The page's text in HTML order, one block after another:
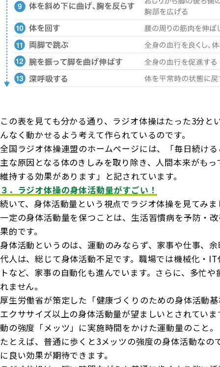
この表を見ても分かる通り、ラジオ体操はたった3分と
んなく動かせるよう考えて作られているのです。
全国ラジオ体操連盟のホームページには、「毎日続け
主な原因となる体のきしみを取り除き、人間本来がも
維持する効果があります」と記されています。
３．ラジオ体操の身体活動量がすごい！
続いて、身体活動量という視点でラジオ体操を見てみ
一定の身体活動量を保つことは、生活習慣病を予防・
果的です。
身体活動というのは、運動のみならず、家事や仕事、
代人は、総じて身体活動不足です。職場では機械化・
トなど、家事の自動化も進んでいます。さらに、多忙
れません。
厚生労働省が策定した「健康づくりのための身体活動
エクササイズ以上の身体活動量が望ましいとされてい
動の強度「メッツ」に実施時間をかけた運動量のこと。
たとえば、普通に歩くと3メッツの強度の身体活動なの
に良い効果が期待できます。